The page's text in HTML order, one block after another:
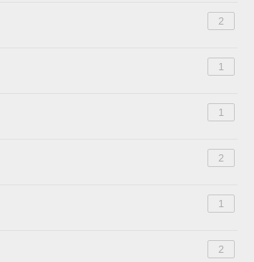
2
1
1
2
1
2